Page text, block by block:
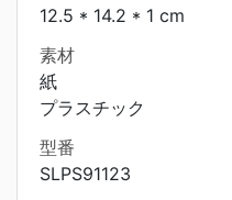
12.5 * 14.2 * 1 cm
素材
紙
プラスチック
型番
SLPS91123